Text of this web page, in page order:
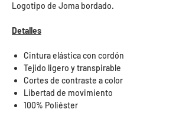
Logotipo de Joma bordado.
Detalles
Cintura elástica con cordón
Tejido ligero y transpirable
Cortes de contraste a color
Libertad de movimiento
100% Poliéster